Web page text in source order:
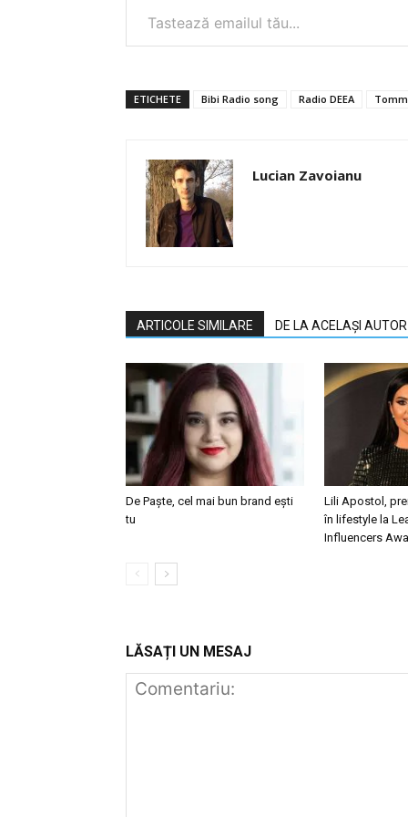
ETICHETE Bibi Radio song Radio DEEA
Lucian Zavoianu
ARTICOLE SIMILARE DE LA ACELAȘI AUTOR
De Paște, cel mai bun brand ești
tu
Lili Apostol,
în lifestyle la
Influencers
LĂSAȚI UN MESAJ